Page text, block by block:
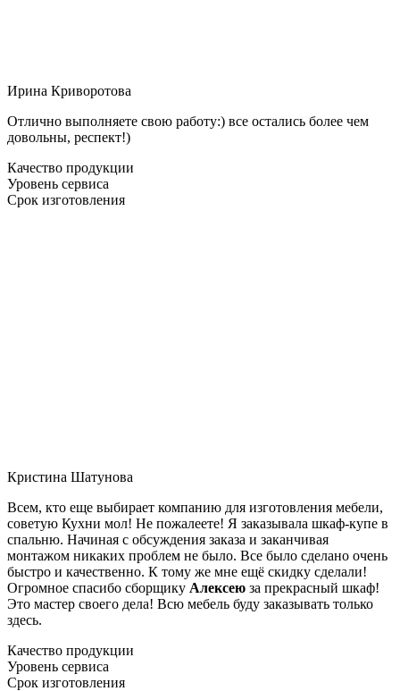
Ирина Криворотова
Отлично выполняете свою работу:) все остались более чем
довольны, респект!)
Качество продукции
Уровень сервиса
Срок изготовления
Кристина Шатунова
Всем, кто еще выбирает компанию для изготовления мебели,
советую Кухни мол! Не пожалеете! Я заказывала шкаф-купе в
спальню. Начиная с обсуждения заказа и заканчивая
монтажом никаких проблем не было. Все было сделано очень
быстро и качественно. К тому же мне ещё скидку сделали!
Огромное спасибо сборщику Алексею за прекрасный шкаф!
Это мастер своего дела! Всю мебель буду заказывать только
здесь.
Качество продукции
Уровень сервиса
Срок изготовления